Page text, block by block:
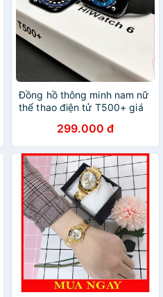
Đồng hồ thông minh nam nữ
thể thao điện tử T500+ giá
đi kèm chống nước phiên
bản giới hạn
299.000 đ